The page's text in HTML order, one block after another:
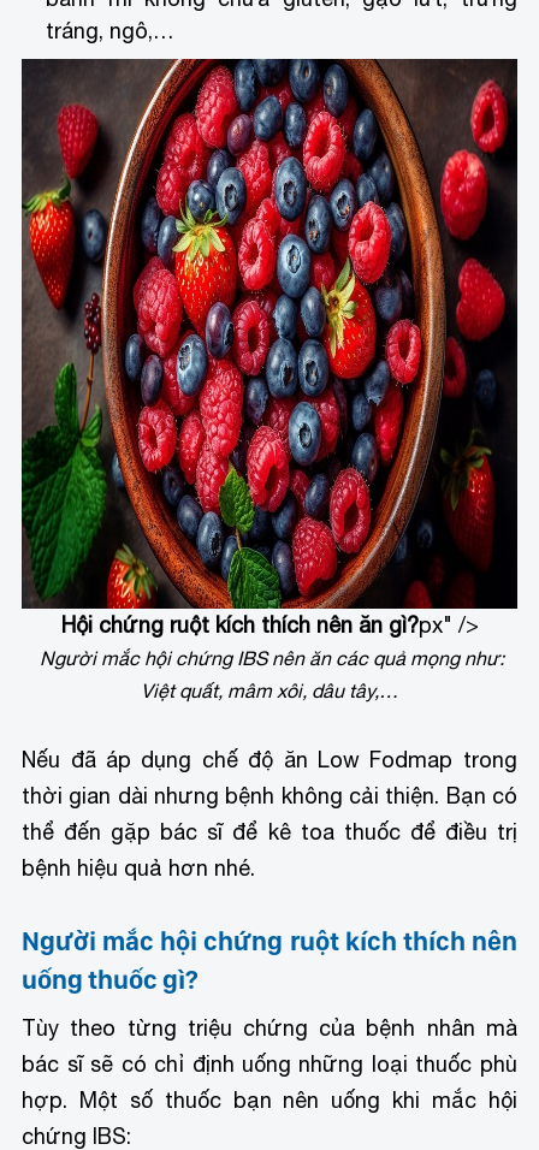
tráng, ngô,…
Hội chứng ruột kích thích nên ăn gì?px" />
Người mắc hội chứng IBS nên ăn các quả mọng như:
Việt quất, mâm xôi, dâu tây,…
Nếu đã áp dụng chế độ ăn Low Fodmap trong
thời gian dài nhưng bệnh không cải thiện. Bạn có
thể đến gặp bác sĩ để kê toa thuốc để điều trị
bệnh hiệu quả hơn nhé.
Người mắc hội chứng ruột kích thích nên
uống thuốc gì?
Tùy theo từng triệu chứng của bệnh nhân mà
bác sĩ sẽ có chỉ định uống những loại thuốc phù
hợp. Một số thuốc bạn nên uống khi mắc hội
chứng IBS: